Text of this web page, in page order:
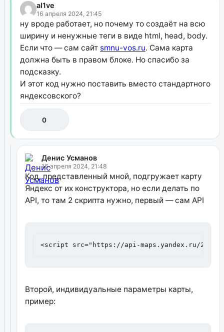
al1ve
16 апреля 2024, 21:45
ну вроде работает, но почему то создаёт на всю
ширину и ненужные теги в виде html, head, body.
Если что — сам сайт smnu-vos.ru. Сама карта
должна быть в правом блоке. Но спасибо за
подсказку.
И этот код нужно поставить вместо стандартного
яндексовского?
0
Денис Усманов
16 апреля 2024, 21:48
Код, представленный мной, подгружает карту
Яндекс от их конструктора, но если делать по
API, то там 2 скрипта нужно, первый — сам API
<script src="https://api-maps.yandex.ru/2.1/
Второй, индивидуальные параметры карты,
пример: